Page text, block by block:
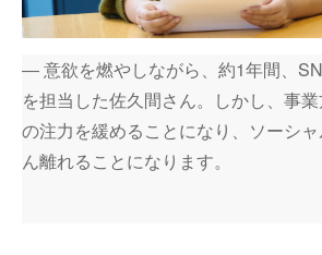
― 意欲を燃やしながら、約1年間、
を担当した佐久間さん。しかし、事
の注力を緩めることになり、ソーシ
ん離れることになります。